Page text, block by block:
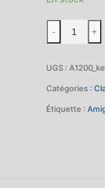
quantité
de
clavier
et
de
- +
UGS :
Catégories :
Étiquette :